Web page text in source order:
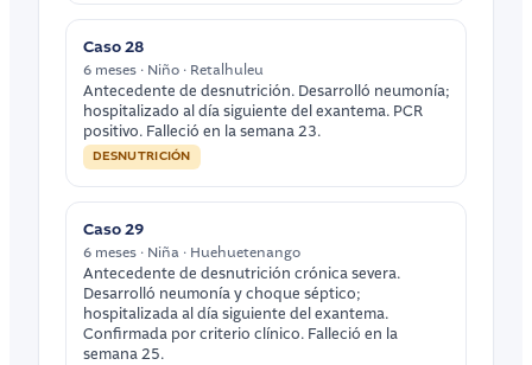
Caso 28
6 meses · Niño · Retalhuleu
Antecedente de desnutrición. Desarrolló neumonía;
hospitalizado al día siguiente del exantema. PCR
positivo. Falleció en la semana 23.
DESNUTRICIÓN
Caso 29
6 meses · Niña · Huehuetenango
Antecedente de desnutrición crónica severa.
Desarrolló neumonía y choque séptico;
hospitalizada al día siguiente del exantema.
Confirmada por criterio clínico. Falleció en la
semana 25.